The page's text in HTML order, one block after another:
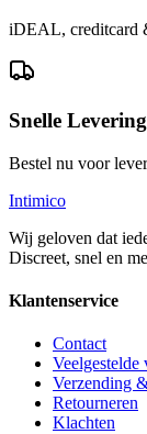
iDEAL, creditcard
Snelle Levering
Bestel nu voor
Intimico
Wij geloven dat
Discreet, snel en
Klantenservice
Contact
Veelgestelde
Verzending
Retourneren
Klachten